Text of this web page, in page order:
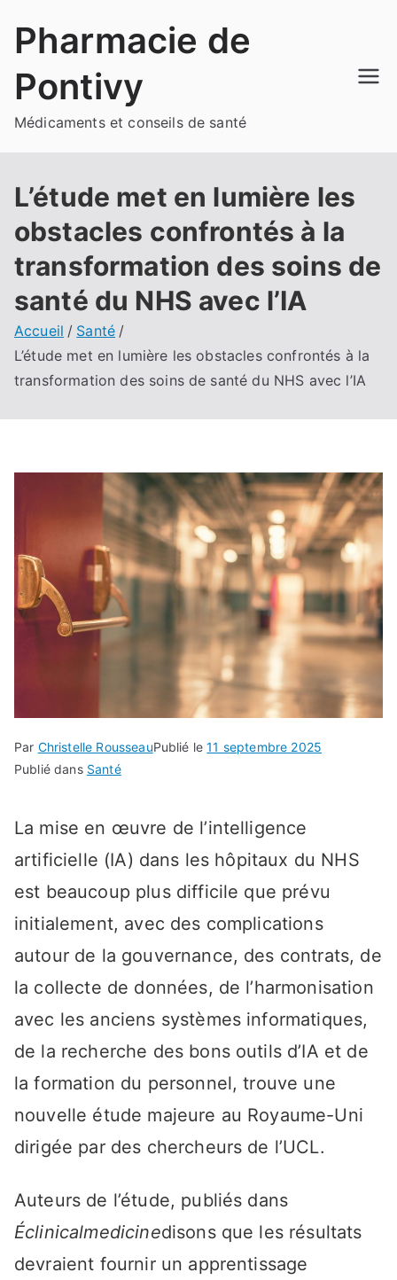
Pharmacie de
Pontivy
Médicaments et conseils de santé
L’étude met en lumière les
obstacles confrontés à la
transformation des soins de
santé du NHS avec l’IA
Accueil
Santé
L’étude met en lumière les obstacles confrontés à la
transformation des soins de santé du NHS avec l’IA
Par Christelle RousseauPublié le11 septembre 2025
Publié dans Santé
La mise en œuvre de l’intelligence
artificielle (IA) dans les hôpitaux du NHS
est beaucoup plus difficile que prévu
initialement, avec des complications
autour de la gouvernance, des contrats, de
la collecte de données, de l’harmonisation
avec les anciens systèmes informatiques,
de la recherche des bons outils d’IA et de
la formation du personnel, trouve une
nouvelle étude majeure au Royaume-Uni
dirigée par des chercheurs de l’UCL.
Auteurs de l’étude, publiés dans
Éclinicalmedicinedisons que les résultats
devraient fournir un apprentissage